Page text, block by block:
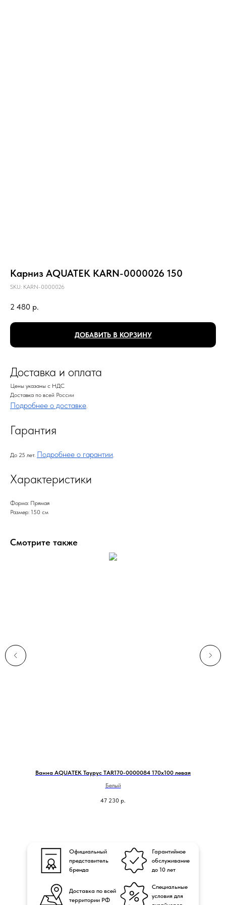
Карниз AQUATEK KARN-0000026 150
SKU: KARN-0000026
2 480 р.
ДОБАВИТЬ В КОРЗИНУ
Доставка и оплата
Цены указаны с НДС
Доставка по всей России
Подробнее о доставке.
Гарантия
До 25 лет. Подробнее о гарантии.
Характеристики
Форма: Прямая
Размер: 150 см
Смотрите также
Ванна AQUATEK Таурус TAR170-0000084 170х100 левая
Белый
47 230 р.
Официальный
представитель
бренда
Доставка по всей
территории РФ
Гарантийное
обслуживание
до 10 лет
Специальные
условия для